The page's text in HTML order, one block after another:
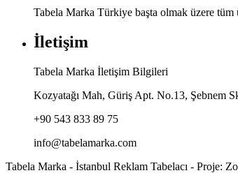
Tabela Marka Türkiye başta olmak üzere tüm
İletişim
Tabela Marka İletişim Bilgileri
Kozyatağı Mah, Güriş Apt. No.13, Şebnem
+90 543 833 89 75
info@tabelamarka.com
Tabela Marka - İstanbul Reklam Tabelacı - Proje: